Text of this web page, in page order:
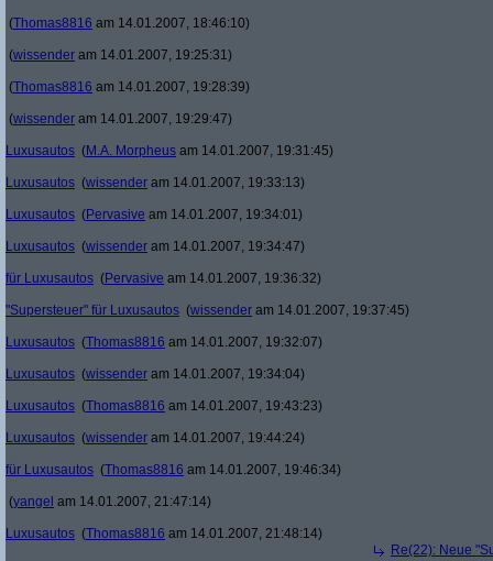
(Thomas8816 am 14.01.2007, 18:46:10)
(wissender am 14.01.2007, 19:25:31)
(Thomas8816 am 14.01.2007, 19:28:39)
(wissender am 14.01.2007, 19:29:47)
Luxusautos (M.A. Morpheus am 14.01.2007, 19:31:45)
Luxusautos (wissender am 14.01.2007, 19:33:13)
Luxusautos (Pervasive am 14.01.2007, 19:34:01)
Luxusautos (wissender am 14.01.2007, 19:34:47)
für Luxusautos (Pervasive am 14.01.2007, 19:36:32)
"Supersteuer" für Luxusautos (wissender am 14.01.2007, 19:37:45)
Luxusautos (Thomas8816 am 14.01.2007, 19:32:07)
Luxusautos (wissender am 14.01.2007, 19:34:04)
Luxusautos (Thomas8816 am 14.01.2007, 19:43:23)
Luxusautos (wissender am 14.01.2007, 19:44:24)
für Luxusautos (Thomas8816 am 14.01.2007, 19:46:34)
(yangel am 14.01.2007, 21:47:14)
Luxusautos (Thomas8816 am 14.01.2007, 21:48:14)
Re(22): Neue